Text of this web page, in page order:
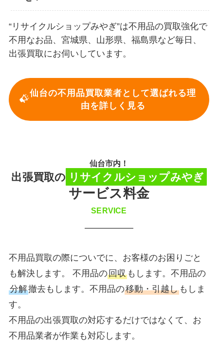
“リサイクルショップみやぎ”は不用品の買取強化で
不用なお品、宮城県、山形県、福島県など毎日、
出張買取にお伺いしています。
仙台の不用品買取業者として選ばれる理
由を詳しく見る
仙台市内！
出張買取の リサイクルショップみやぎ
サービス料金
SERVICE
不用品買取の際についでに、お客様のお困りごと
も解決します。 不用品の回収もします。不用品の
分解撤去もします。不用品の移動・引越しもしま
す。
不用品の出張買取の対応するだけではなくて、お
不用品業者が作業も対応します。